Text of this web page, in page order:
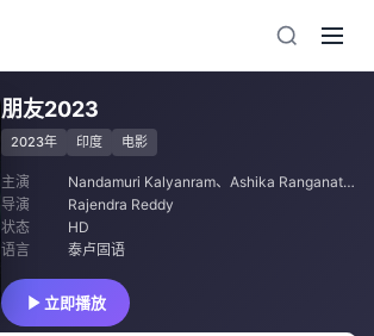
朋友2023
2023年 印度 电影
主演 Nandamuri Kalyanram、 Ashika Ranganath 、
导演
Rajendra Reddy
状态
HD
语言
泰卢固语
立即播放